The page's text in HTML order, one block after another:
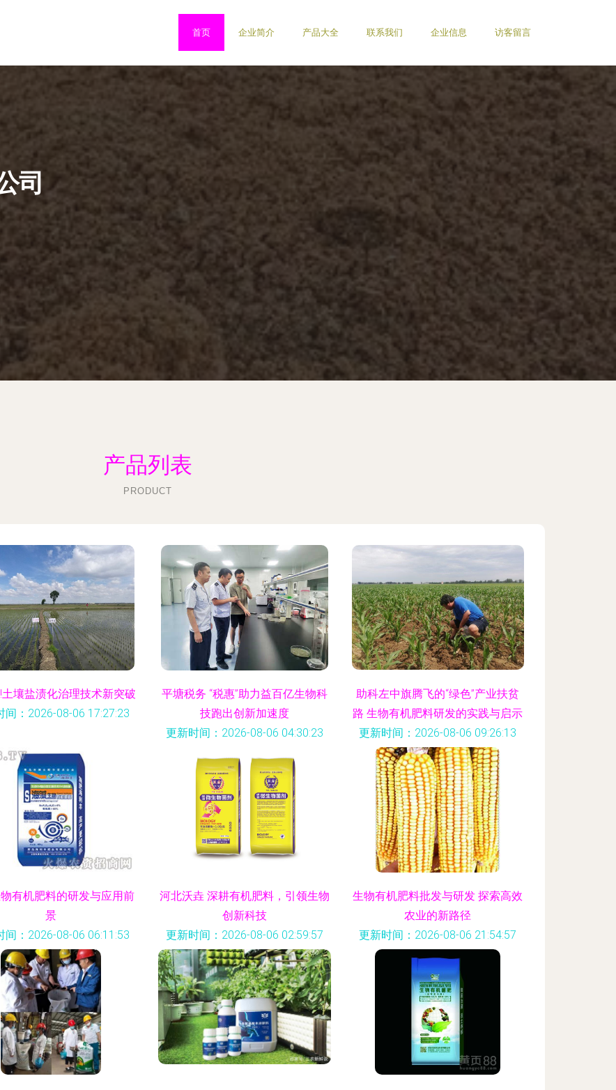
首页 企业简介 产品大全 联系我们 企业信息 访客留言
司
产品列表
PRODUCT
土壤盐渍化治理技术新突破
间：2026-08-06 17:27:23
平塘税务 “税惠”助力益百亿生物科
技跑出创新加速度
更新时间：2026-08-06 04:30:23
助科左中旗腾飞的“绿色”产业扶贫
路 生物有机肥料研发的实践与启示
更新时间：2026-08-06 09:26:13
有机肥料的研发与应用前
景
间：2026-08-06 06:11:53
河北沃垚 深耕有机肥料，引领生物
创新科技
更新时间：2026-08-06 02:59:57
生物有机肥料批发与研发 探索高效
农业的新路径
更新时间：2026-08-06 21:54:57